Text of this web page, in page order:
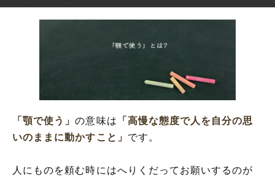
「顎で使う」とは?
「顎で使う」を使った例文と意味を解釈
「顎で使う」の類語や類義語
「顎で使う」の意味は 「高慢な態度で人を自分の思
いのままに動かすこと」 です。
人にものを頼む時にはへりくだってお願いするのが